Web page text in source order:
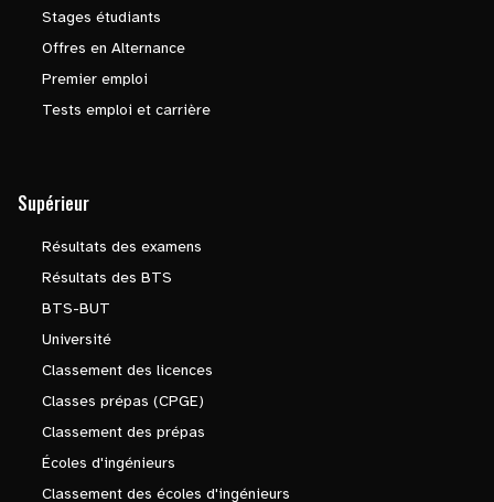
Stages étudiants
Offres en Alternance
Premier emploi
Tests emploi et carrière
Supérieur
Résultats des examens
Résultats des BTS
BTS-BUT
Université
Classement des licences
Classes prépas (CPGE)
Classement des prépas
Écoles d'ingénieurs
Classement des écoles d'ingénieurs